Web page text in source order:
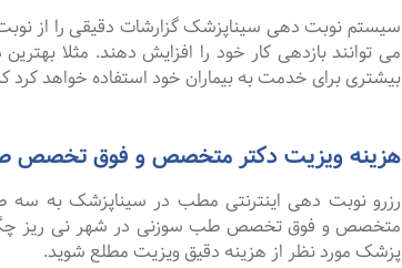
سیستم نوبت دهی سیناپزشک گزارشات دقیقی را از
می توانند بازدهی کار خود را افزایش دهند. مثلا
بیشتری برای خدمت به بیماران خود استفاده خواهد کرد
هزینه ویزیت دکتر متخصص و فوق تخصص
رزرو نوبت دهی اینترنتی مطب در سیناپزشک به
متخصص و فوق تخصص طب سوزنی در شهر نی ریز چگونه
پزشک مورد نظر از هزینه دقیق ویزیت مطلع شوید.